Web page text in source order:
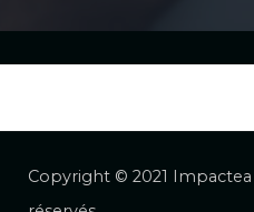
Copyright © 2021